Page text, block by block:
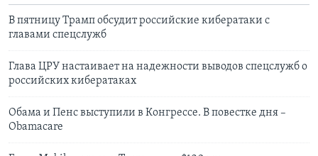
В пятницу Трамп обсудит российские кибератаки с
главами спецслужб
Глава ЦРУ настаивает на надежности выводов спецслужб о
российских кибератаках
Обама и Пенс выступили в Конгрессе. В повестке дня –
Obamacare